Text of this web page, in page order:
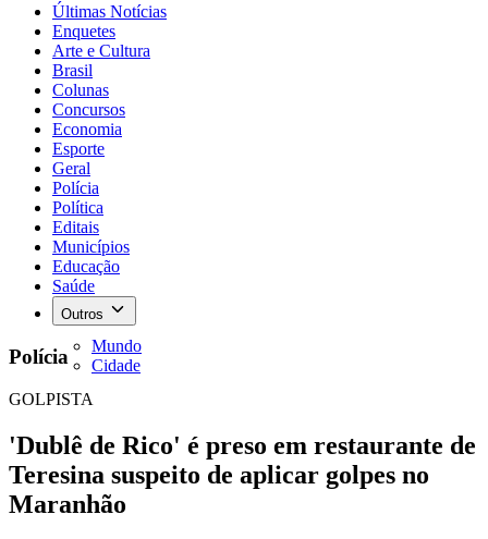
Últimas Notícias
Enquetes
Arte e Cultura
Brasil
Colunas
Concursos
Economia
Esporte
Geral
Polícia
Política
Editais
Municípios
Educação
Saúde
Outros
Mundo
Cidade
Polícia
GOLPISTA
'Dublê de Rico' é preso em restaurante de
Teresina suspeito de aplicar golpes no
Maranhão